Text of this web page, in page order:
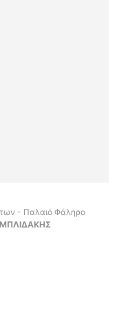
- Παλαιό Φάληρο